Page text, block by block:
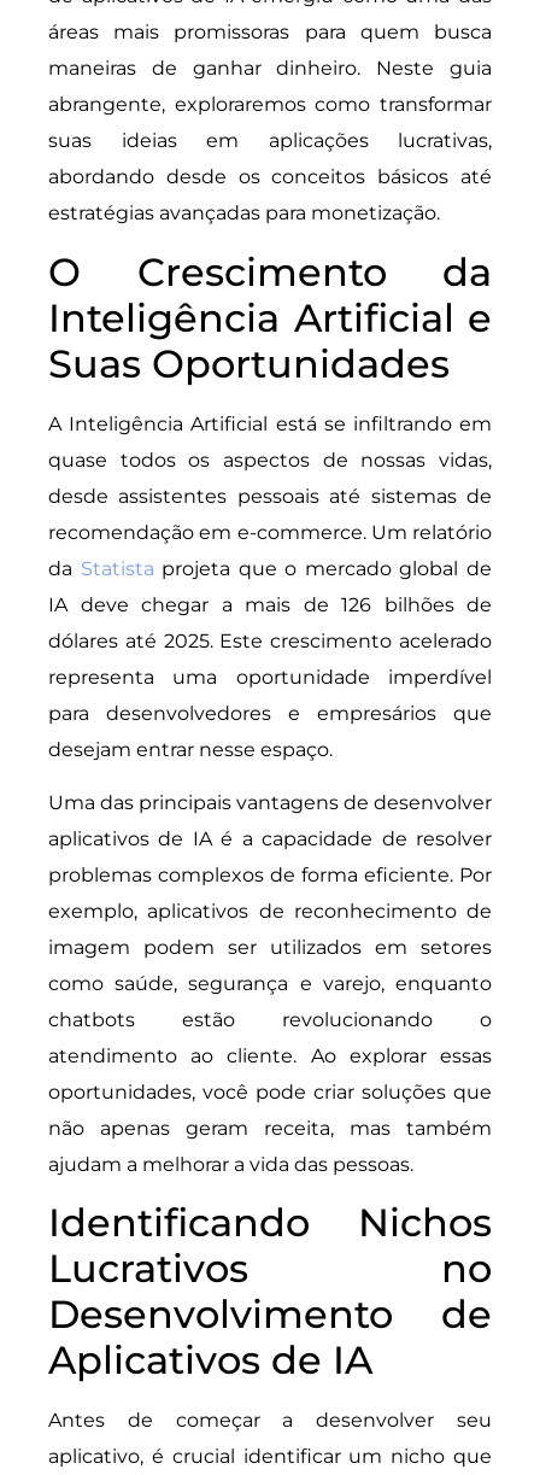
áreas mais promissoras para quem busca
maneiras de ganhar dinheiro. Neste guia
abrangente, exploraremos como transformar
suas ideias em aplicações lucrativas,
abordando desde os conceitos básicos até
estratégias avançadas para monetização.
O Crescimento da
Inteligência Artificial e
Suas Oportunidades
A Inteligência Artificial está se infiltrando em
quase todos os aspectos de nossas vidas,
desde assistentes pessoais até sistemas de
recomendação em e-commerce. Um relatório
da Statista projeta que o mercado global de
IA deve chegar a mais de 126 bilhões de
dólares até 2025. Este crescimento acelerado
representa uma oportunidade imperdível
para desenvolvedores e empresários que
desejam entrar nesse espaço.
Uma das principais vantagens de desenvolver
aplicativos de IA é a capacidade de resolver
problemas complexos de forma eficiente. Por
exemplo, aplicativos de reconhecimento de
imagem podem ser utilizados em setores
como saúde, segurança e varejo, enquanto
chatbots estão revolucionando o
atendimento ao cliente. Ao explorar essas
oportunidades, você pode criar soluções que
não apenas geram receita, mas também
ajudam a melhorar a vida das pessoas.
Identificando Nichos
Lucrativos no
Desenvolvimento de
Aplicativos de IA
Antes de começar a desenvolver seu
aplicativo, é crucial identificar um nicho que